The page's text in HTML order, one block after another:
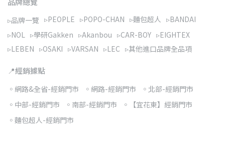
▹品牌一覽 ▹PEOPLE ▹POPO-CHAN ▹麵包超人 ▹BANDAI
▹NOL ▹學研Gakken ▹Akanbou ▹CAR-BOY ▹EIGHTEX
▹LEBEN ▹OSAKI ▹VARSAN ▹LEC ▹其他進口品牌全品項
📍經銷據點
◦網路&全省-經銷門市 ◦網路-經銷門市
◦北部-經銷門市
◦中部-經銷門市
◦南部-經銷門市
◦【宜花東】經銷門市
◦麵包超人-經銷門市